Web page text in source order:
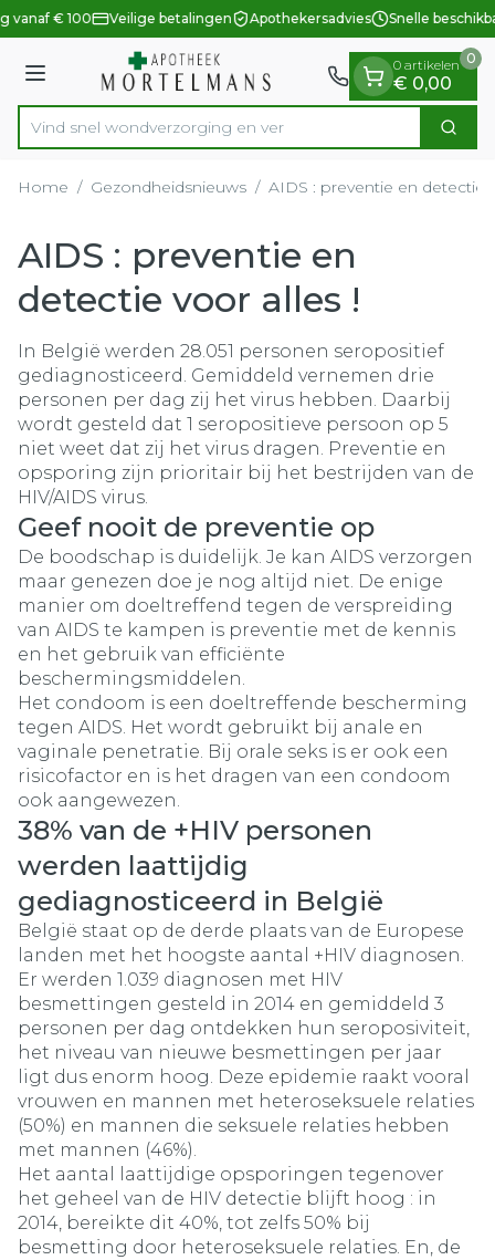
Ga naar de inhoud
1 van 1
vanaf € 100 Veilige betalingen Apothekersadvies Snelle
Menu
Product, merk, categorie...
Vind snel wondverzorging Zoek
0 artikelen
€ 0,00
0
Home / Gezondheidsnieuws / AIDS : preventie en detectie
AIDS : preventie en
detectie voor alles !
In België werden 28.051 personen seropositief
gediagnosticeerd. Gemiddeld vernemen drie
personen per dag zij het virus hebben. Daarbij
wordt gesteld dat 1 seropositieve persoon op 5
niet weet dat zij het virus dragen. Preventie en
opsporing zijn prioritair bij het bestrijden van de
HIV/AIDS virus.
Geef nooit de preventie op
De boodschap is duidelijk. Je kan AIDS verzorgen
maar genezen doe je nog altijd niet. De enige
manier om doeltreffend tegen de verspreiding
van AIDS te kampen is preventie met de kennis
en het gebruik van efficiënte
beschermingsmiddelen.
Het condoom is een doeltreffende bescherming
tegen AIDS. Het wordt gebruikt bij anale en
vaginale penetratie. Bij orale seks is er ook een
risicofactor en is het dragen van een condoom
ook aangewezen.
38% van de +HIV personen
werden laattijdig
gediagnosticeerd in België
België staat op de derde plaats van de Europese
landen met het hoogste aantal +HIV diagnosen.
Er werden 1.039 diagnosen met HIV
besmettingen gesteld in 2014 en gemiddeld 3
personen per dag ontdekken hun seroposiviteit,
het niveau van nieuwe besmettingen per jaar
ligt dus enorm hoog. Deze epidemie raakt vooral
vrouwen en mannen met heteroseksuele relaties
(50%) en mannen die seksuele relaties hebben
met mannen (46%).
Het aantal laattijdige opsporingen tegenover
het geheel van de HIV detectie blijft hoog : in
2014, bereikte dit 40%, tot zelfs 50% bij
besmetting door heteroseksuele relaties. En, de